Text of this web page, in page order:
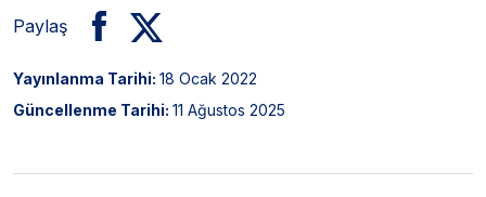
Paylaş
Yayınlanma Tarihi: 18 Ocak 2022
Güncellenme Tarihi: 11 Ağustos 2025